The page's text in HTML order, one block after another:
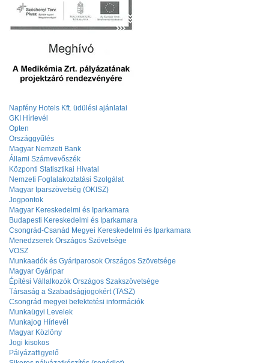
Napfény Hotels Kft. üdülési ajánlatai
GKI Hírlevél
Opten
Országgyűlés
Magyar Nemzeti Bank
Állami Számvevőszék
Központi Statisztikai Hivatal
Nemzeti Foglalakoztatási Szolgálat
Magyar Iparszövetség (OKISZ)
Jogpontok
Magyar Kereskedelmi és Iparkamara
Budapesti Kereskedelmi és Iparkamara
Csongrád-Csanád Megyei Kereskedelmi és Iparkamara
Menedzserek Országos Szövetsége
VOSZ
Munkaadók és Gyáriparosok Országos Szövetsége
Magyar Gyáripar
Építési Vállalkozók Országos Szakszövetsége
Társaság a Szabadságjogokért (TASZ)
Csongrád megyei befektetési információk
Munkaügyi Levelek
Munkajog Hírlevél
Magyar Közlöny
Jogi kisokos
Pályázatfigyelő